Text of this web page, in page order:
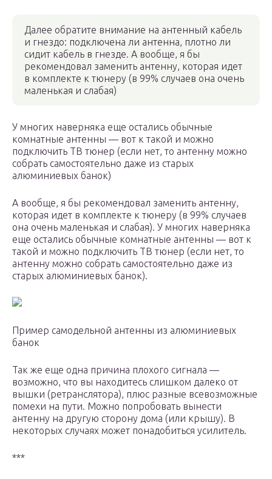
Далее обратите внимание на антенный кабель
и гнездо: подключена ли антенна, плотно ли
сидит кабель в гнезде. А вообще, я бы
рекомендовал заменить антенну, которая идет
в комплекте к тюнеру (в 99% случаев она очень
маленькая и слабая)
У многих наверняка еще остались обычные
комнатные антенны — вот к такой и можно
подключить ТВ тюнер (если нет, то антенну можно
собрать самостоятельно даже из старых
алюминиевых банок)
А вообще, я бы рекомендовал заменить антенну,
которая идет в комплекте к тюнеру (в 99% случаев
она очень маленькая и слабая). У многих наверняка
еще остались обычные комнатные антенны — вот к
такой и можно подключить ТВ тюнер (если нет, то
антенну можно собрать самостоятельно даже из
старых алюминиевых банок).
Пример самодельной антенны из алюминиевых
банок
Так же еще одна причина плохого сигнала —
возможно, что вы находитесь слишком далеко от
вышки (ретранслятора), плюс разные всевозможные
помехи на пути. Можно попробовать вынести
антенну на другую сторону дома (или крышу). В
некоторых случаях может понадобиться усилитель.
***